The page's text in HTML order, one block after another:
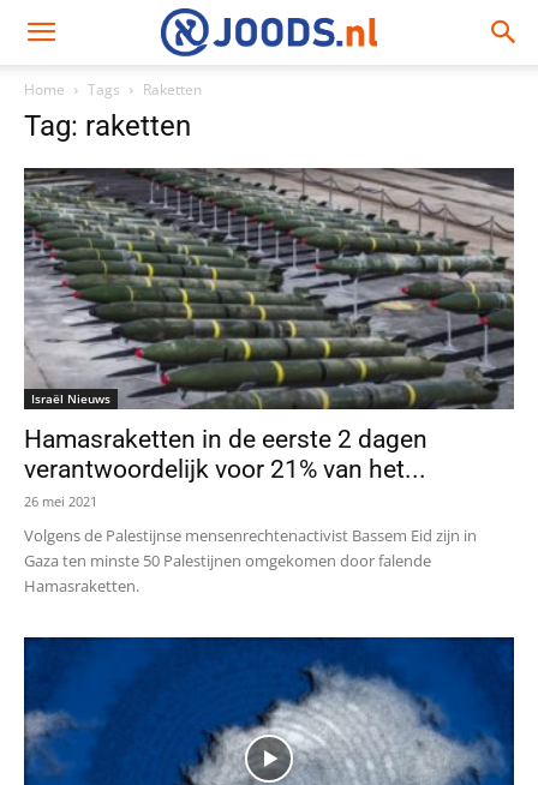
Home Tags Raketten
Tag: raketten
Israël Nieuws
Hamasraketten in de eerste 2 dagen
verantwoordelijk voor 21% van het...
26 mei 2021
Volgens de Palestijnse mensenrechtenactivist Bassem Eid zijn in
Gaza ten minste 50 Palestijnen omgekomen door falende
Hamasraketten.